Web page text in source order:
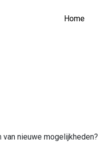
Home
nieuwe mogelijkheden?